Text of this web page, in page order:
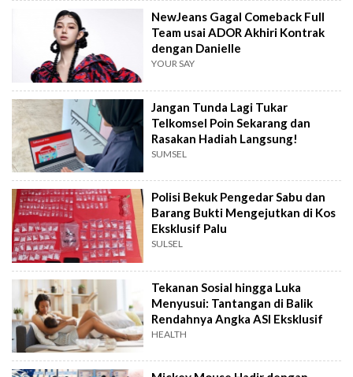
NewJeans Gagal Comeback Full
Team usai ADOR Akhiri Kontrak
dengan Danielle
YOUR SAY
Jangan Tunda Lagi Tukar
Telkomsel Poin Sekarang dan
Rasakan Hadiah Langsung!
SUMSEL
Polisi Bekuk Pengedar Sabu dan
Barang Bukti Mengejutkan di Kos
Eksklusif Palu
SULSEL
Tekanan Sosial hingga Luka
Menyusui: Tantangan di Balik
Rendahnya Angka ASI Eksklusif
HEALTH